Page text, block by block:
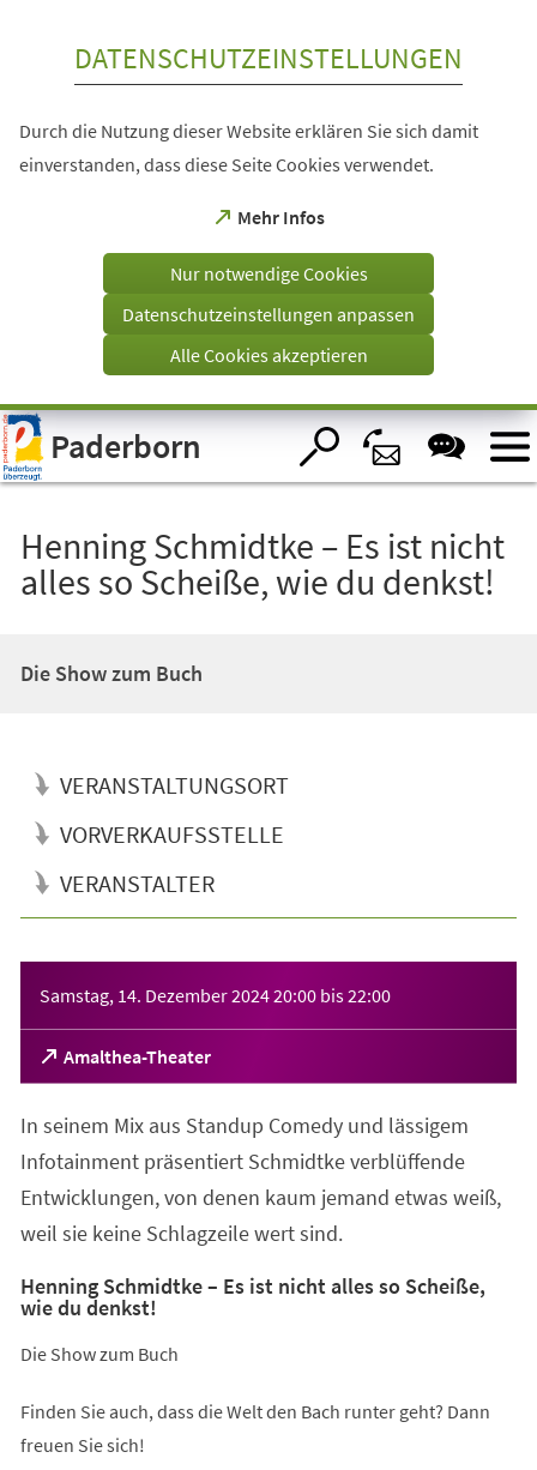
Visuelle
Assistenzsoftware
öffnen.
DATENSCHUTZEINSTELLUNGEN
Durch die Nutzung dieser Website erklären Sie sich damit
einverstanden, dass diese Seite Cookies verwendet.
Mehr Infos
(Öffnet
einem
Tab)
Nur notwendige Cookies
Datenschutzeinstellungen anpassen
Alle Cookies akzeptieren
Paderborn
Henning Schmidtke – Es ist nicht
alles so Scheiße, wie du denkst!
Die Show zum Buch
VERANSTALTUNGSORT
VORVERKAUFSSTELLE
VERANSTALTER
Samstag, 14. Dezember 202420:00 bis22:00
Amalthea-Theater
(Öffnet
in
neuen
Tab)
In seinem Mix aus Standup Comedy und lässigem
Infotainment präsentiert Schmidtke verblüffende
Entwicklungen, von denen kaum jemand etwas weiß,
weil sie keine Schlagzeile wert sind.
Henning Schmidtke – Es ist nicht alles so Scheiße,
wie du denkst!
Die Show zum Buch
Finden Sie auch, dass die Welt den Bach runter geht? Dann
freuen Sie sich!